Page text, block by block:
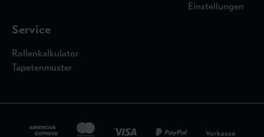
Einstellungen
Service
Rollenkalkulator
Tapetenmuster